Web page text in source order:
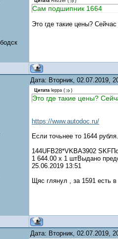
Сам подшипник 1664
Это где такие цены?
Дата: Вторник, 02.07.2019,
Цитата leppa ( )
Это где такие цены?
https://www.autodoc.ru/
Если точьнее то 1644 рубля.
144UFB28*VKBA3902
1 644.00 x 1 штВыдано
25.06.2019 13:51
Щяс глянул , за 1591 есть
Дата: Вторник, 02.07.2019,